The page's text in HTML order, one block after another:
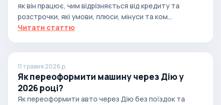
як він працює, чим відрізняється від кредиту та
розстрочки, які умови, плюси, мінуси та ком...
Читати статтю
11 травня 2026 р.
Як переоформити машину через Дію у
2026 році?
Як переоформити авто через Дію без поїздок та